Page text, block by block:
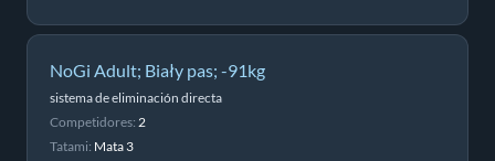
NoGi Adult; Biały pas; -91kg
sistema de eliminación directa
Competidores: 2
Tatami: Mata 3